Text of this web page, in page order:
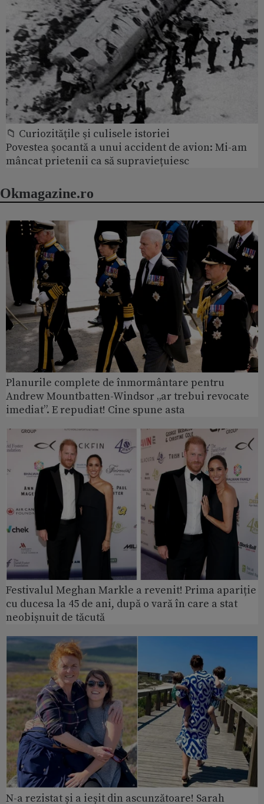
📁 Curiozităţile şi culisele istoriei
Povestea şocantă a unui accident de avion: Mi-am
mâncat prietenii ca să supraviețuiesc
Okmagazine.ro
Planurile complete de înmormântare pentru
Andrew Mountbatten-Windsor „ar trebui revocate
imediat”. E repudiat! Cine spune asta
Festivalul Meghan Markle a revenit! Prima apariție
cu ducesa la 45 de ani, după o vară în care a stat
neobișnuit de tăcută
N-a rezistat și a ieșit din ascunzătoare! Sarah